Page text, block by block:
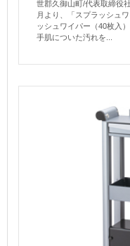
世郡久御山町/代表取締役
月より、「スプラッシュ
ッシュワイパー（40枚入
手肌についた汚れを...